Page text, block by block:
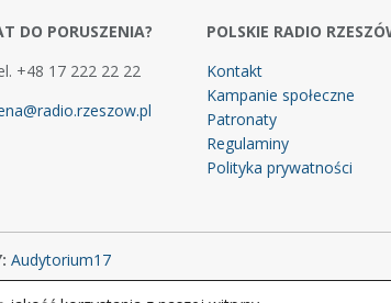
DO PORUSZENIA?
+48 17 222 22 22
POLSKIE RADIO
Kontakt
Kampanie społeczne
Patronaty
Regulaminy
Polityka prywatności
Audytorium17